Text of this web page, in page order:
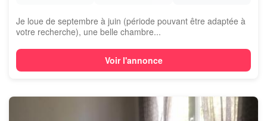
Je loue de septembre à juin (période pouvant être adaptée à
votre recherche), une belle chambre...
Voir l'annonce